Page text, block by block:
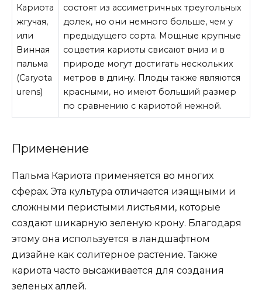
Кариота
жгучая,
или
Винная
пальма
(Caryota
urens)
состоят из ассиметричных треугольных
долек, но они немного больше, чем у
предыдущего сорта. Мощные крупные
соцветия кариоты свисают вниз и в
природе могут достигать нескольких
метров в длину. Плоды также являются
красными, но имеют больший размер
по сравнению с кариотой нежной.
Применение
Пальма Кариота применяется во многих
сферах. Эта культура отличается изящными и
сложными перистыми листьями, которые
создают шикарную зеленую крону. Благодаря
этому она используется в ландшафтном
дизайне как солитерное растение. Также
кариота часто высаживается для создания
зеленых аллей.